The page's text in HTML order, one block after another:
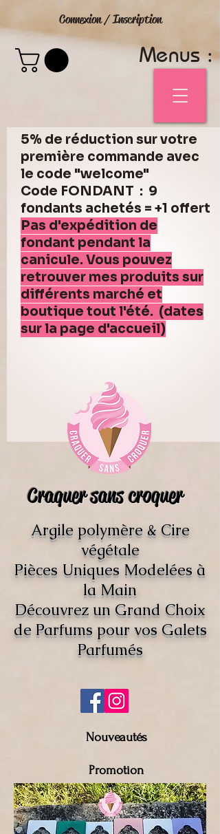
Connexion / Inscription
Menus :
5% de réduction sur votre
première commande avec
le code "welcome"
Code FONDANT : 9
fondants achetés = +1 offert
Pas d'expédition de
fondant pendant la
canicule. Vous pouvez
retrouver mes produits sur
différents marché et
boutique tout l'été. (dates
sur la page d'accueil)
Craquer sans croquer
Argile polymère & Cire
végétale
Pièces Uniques Modelées à
la Main
Découvrez un Grand Choix
de Parfums pour vos Galets
Parfumés
Nouveautés
Promotion